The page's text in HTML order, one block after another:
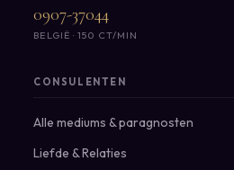
0907-37044
BELGIË · 150 CT/MIN
CONSULENTEN
Alle mediums & paragnosten
Liefde & Relaties